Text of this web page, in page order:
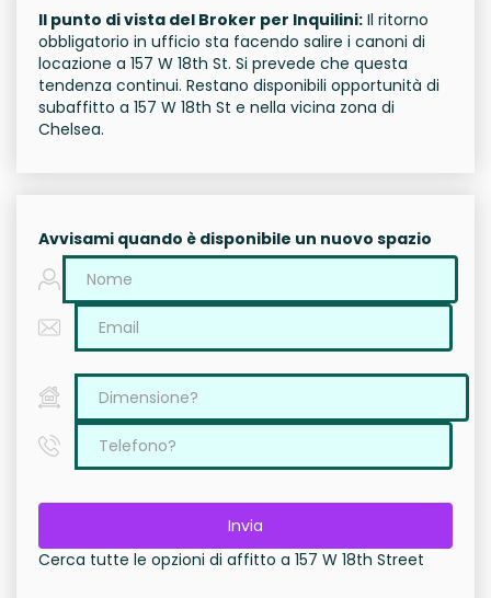
Il punto di vista del Broker per Inquilini: Il ritorno
obbligatorio in ufficio sta facendo salire i canoni di
locazione a 157 W 18th St. Si prevede che questa
tendenza continui. Restano disponibili opportunità di
subaffitto a 157 W 18th St e nella vicina zona di
Chelsea.
Avvisami quando è disponibile un nuovo spazio
Invia
Cerca tutte le opzioni di affitto a 157 W 18th Street